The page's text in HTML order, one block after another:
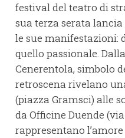
festival del teatro di
sua terza serata
le sue manifestazioni:
quello passionale.
Cenerentola, simbolo
retroscena rivelano
(piazza Gramsci) alle
da Officine Duende
rappresentano